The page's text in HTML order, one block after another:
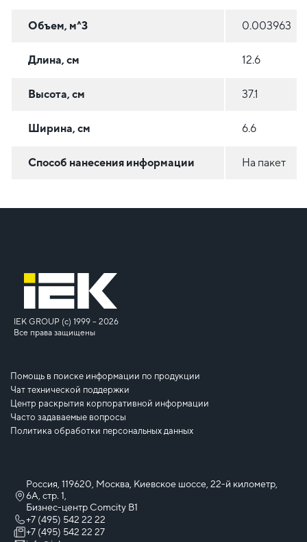
Объем, м^3 0.003963
Длина, см 12.6
Высота, см 37.1
Ширина, см 6.6
Способ нанесения информации На пакет
IEK GROUP (c) 1999 – 2026
Все права защищены
Помощь в поиске информации по продукции
Чат технической поддержки
Центр раскрытия корпоративной информации
Часто задаваемые вопросы
Политика обработки персональных данных
Россия, 119620, Москва, Киевское шоссе, 22-й километр,
6А, стр. 1,
Бизнес-центр Comcity B1
+7 (495) 542 22 22
+7 (495) 542 22 27